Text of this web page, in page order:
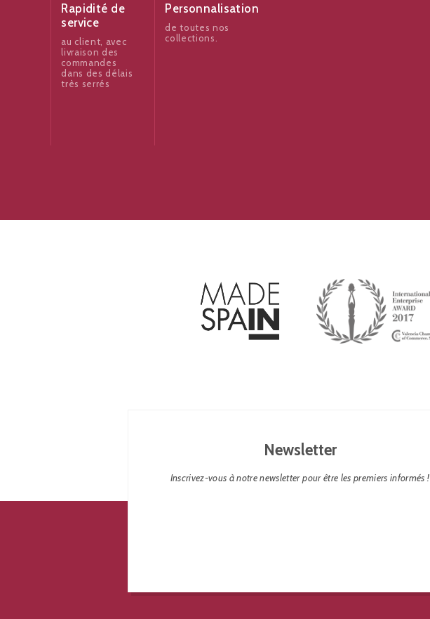
Rapidité de
service
au client, avec
livraison des
commandes
dans des délais
très serrés
Personnalisation
de toutes nos
collections.
Newsletter
Inscrivez-vous à notre newsletter pour être les premiers informés !